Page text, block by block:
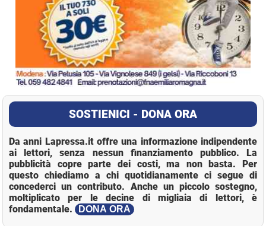
SOSTIENICI - DONA ORA
Da anni Lapressa.it offre una informazione indipendente
ai lettori, senza nessun finanziamento pubblico. La
pubblicità copre parte dei costi, ma non basta. Per
questo chiediamo a chi quotidianamente ci segue di
concederci un contributo. Anche un piccolo sostegno,
moltiplicato per le decine di migliaia di lettori, è
fondamentale.
DONA ORA